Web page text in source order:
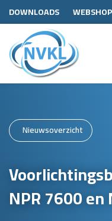
DOWNLOADS WEBSHOP
Nieuwsoverzicht
NPR 7600 en